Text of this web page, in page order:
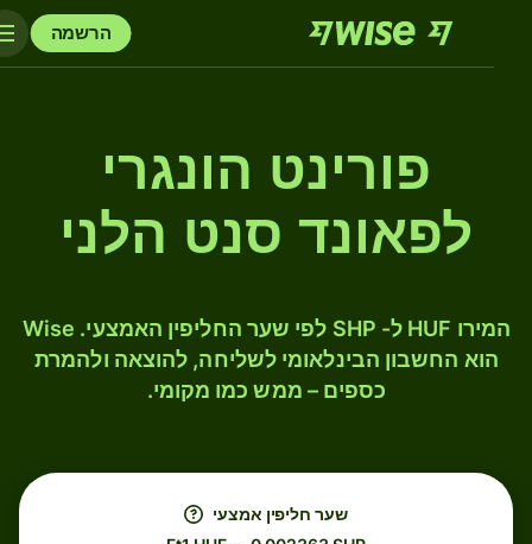
הרשמה
פורינט הונגרי
לפאונד סנט הלני
המירו HUF ל- SHP לפי שער החליפין האמצעי. Wise
הוא החשבון הבינלאומי לשליחה, להוצאה ולהמרת
כספים – ממש כמו מקומי.
שער חליפין אמצעי